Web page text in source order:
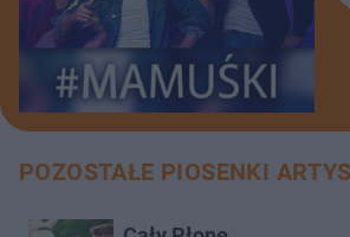
POZOSTAŁE PIOSENKI